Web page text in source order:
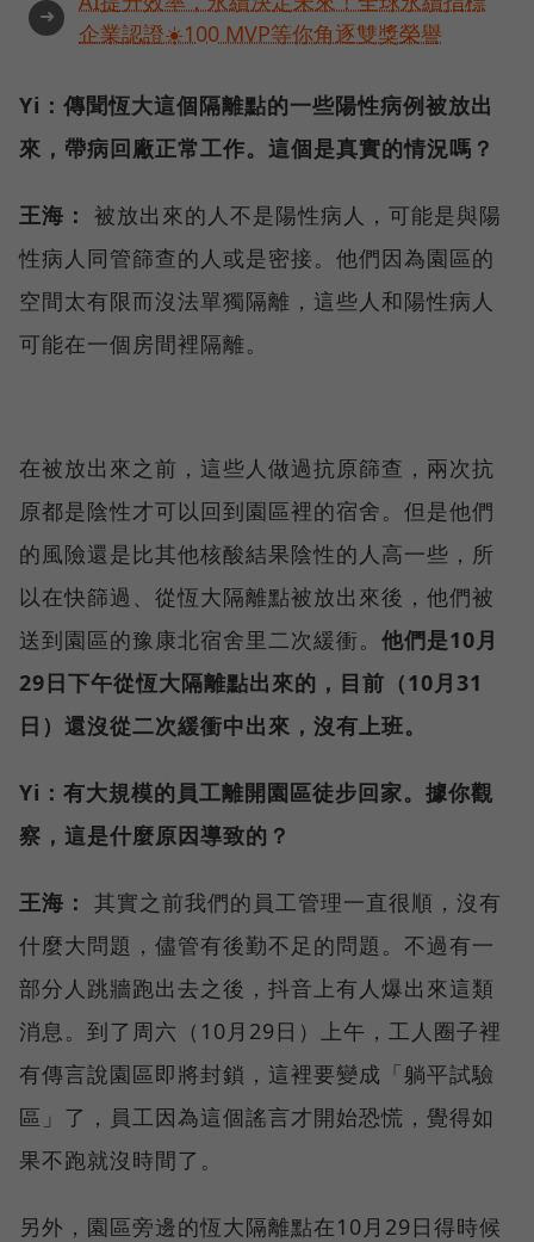
➜
企業認證☀️100 MVP等你角逐雙獎榮譽
Yi：傳聞恆大這個隔離點的一些陽性病例被放出
來，帶病回廠正常工作。這個是真實的情況嗎？
王海： 被放出來的人不是陽性病人，可能是與陽
性病人同管篩查的人或是密接。他們因為園區的
空間太有限而沒法單獨隔離，這些人和陽性病人
可能在一個房間裡隔離。
在被放出來之前，這些人做過抗原篩查，兩次抗
原都是陰性才可以回到園區裡的宿舍。但是他們
的風險還是比其他核酸結果陰性的人高一些，所
以在快篩過、從恆大隔離點被放出來後，他們被
送到園區的豫康北宿舍里二次緩衝。 他們是10月
29日下午從恆大隔離點出來的，目前（10月31
日）還沒從二次緩衝中出來，沒有上班。
Yi：有大規模的員工離開園區徒步回家。據你觀
察，這是什麼原因導致的？
王海： 其實之前我們的員工管理一直很順，沒有
什麼大問題，儘管有後勤不足的問題。不過有一
部分人跳牆跑出去之後，抖音上有人爆出來這類
消息。到了周六（10月29日）上午，工人圈子裡
有傳言說園區即將封鎖，這裡要變成「躺平試驗
區」了，員工因為這個謠言才開始恐慌，覺得如
果不跑就沒時間了。
另外，園區旁邊的恆大隔離點在10月29日得時候